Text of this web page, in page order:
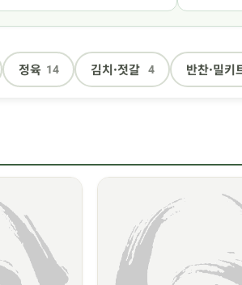
정육 14 김치·젓갈 4 반찬·밀키